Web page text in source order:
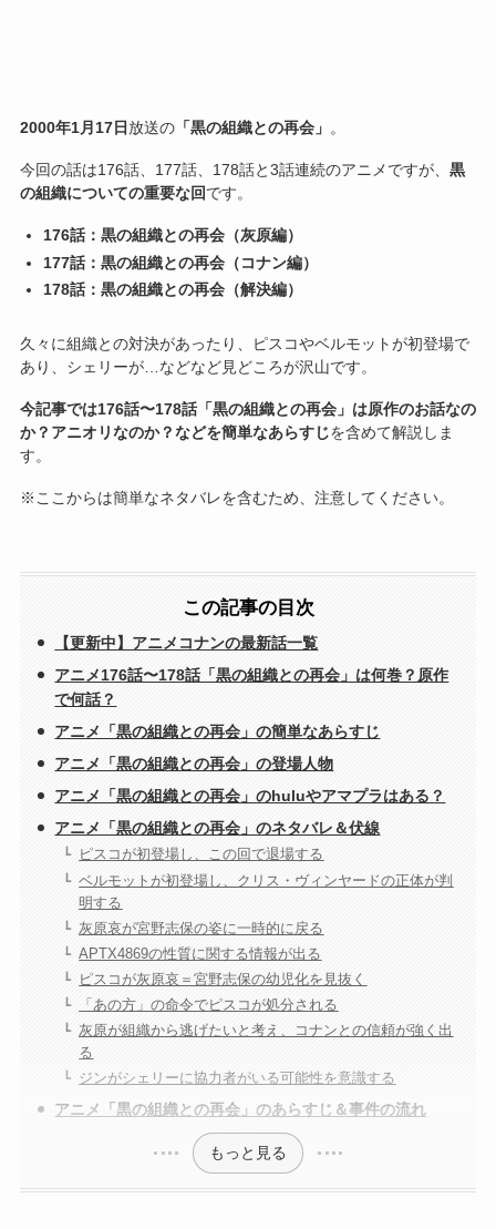
2000年1月17日 放送の「黒の組織との再会」 。
今回の話は176話、177話、178話と3話連続のアニメですが、 黒
の組織についての重要な回です。
176話：黒の組織との再会（灰原編）
177話：黒の組織との再会（コナン編）
178話：黒の組織との再会（解決編）
久々に組織との対決があったり、ピスコやベルモットが初登場で
あり、シェリーが…などなど見どころが沢山です。
今記事では176話〜178話「黒の組織との再会」は原作のお話なの
か？アニオリなのか？などを簡単なあらすじを含めて解説しま
す。
※ここからは簡単なネタバレを含むため、注意してください。
この記事の目次
【更新中】アニメコナンの最新話一覧
アニメ176話〜178話「黒の組織との再会」は何巻？原作
で何話？
アニメ「黒の組織との再会」の簡単なあらすじ
アニメ「黒の組織との再会」の登場人物
アニメ「黒の組織との再会」のhuluやアマプラはある？
アニメ「黒の組織との再会」のネタバレ＆伏線
ピスコが初登場し、この回で退場する
ベルモットが初登場し、クリス・ヴィンヤードの正体が判
明する
灰原哀が宮野志保の姿に一時的に戻る
APTX4869の性質に関する情報が出る
ピスコが灰原哀＝宮野志保の幼児化を見抜く
「あの方」の命令でピスコが処分される
灰原が組織から逃げたいと考え、コナンとの信頼が強く出
る
ジンがシェリーに協力者がいる可能性を意識する
アニメ「黒の組織との再会」のあらすじ＆事件の流れ
もっと見る